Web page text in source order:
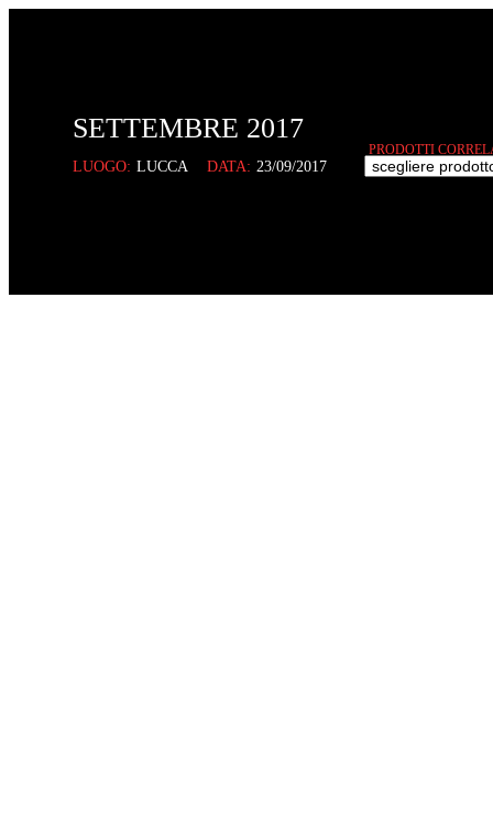
SETTEMBRE 2017
LUOGO: LUCCA DATA: 23/09/2017
PRODOTTI